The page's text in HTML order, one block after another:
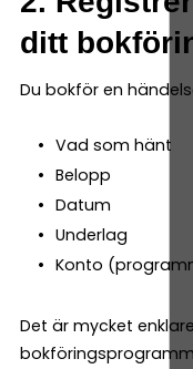
ditt
Du bokför en
Vad som hänt
Belopp
Datum
Underlag
Konto
Det är mycket